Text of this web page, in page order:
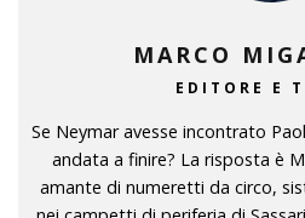
MARCO
EDITORE E
Se Neymar avesse incontrato
andata a finire? La risposta è
amante di numeretti da circo,